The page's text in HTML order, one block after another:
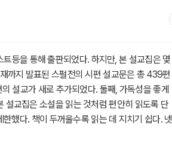
등을 통해 출판되었다. 하지만, 본 설교집은 몇
까지 발표된 스펄전의 시편 설교문은 총 439편
설교가 새로 추가되었다. 둘째, 가독성을 좋게
설교집은 소설을 읽는 것처럼 편안히 읽도록 단
했다. 책이 두꺼울수록 읽는 데 지치기 쉽다. 넷